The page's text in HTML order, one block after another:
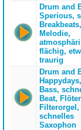
Drum and
Sperious,
Melodie,
flächig,
traurig
Drum and
Bass,
Beat,
Filterorgel,
schnelles
Saxophon